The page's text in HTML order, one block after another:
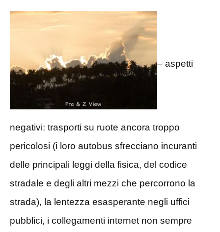
– aspetti
negativi: trasporti su ruote ancora troppo
pericolosi (i loro autobus sfrecciano incuranti
delle principali leggi della fisica, del codice
stradale e degli altri mezzi che percorrono la
strada), la lentezza esasperante negli uffici
pubblici, i collegamenti internet non sempre